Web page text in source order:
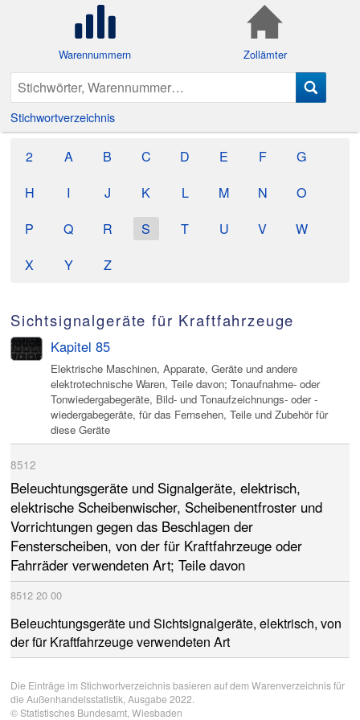
Warennummern Zollämter
Stichwortverzeichnis
2 A B C D E F
G
H
I J K L M N
O
P
Q R S T U V
W
X
Y Z
Sichtsignalgeräte für Kraftfahrzeuge
Elektrische Maschinen, Apparate, Geräte und andere
elektrotechnische Waren, Teile davon; Tonaufnahme- oder
Tonwiedergabegeräte, Bild- und Tonaufzeichnungs- oder -
wiedergabegeräte, für das Fernsehen, Teile und Zubehör für
diese Geräte
Kapitel 85
8512
Beleuchtungsgeräte und Signalgeräte, elektrisch,
elektrische Scheibenwischer, Scheibenentfroster und
Vorrichtungen gegen das Beschlagen der
Fensterscheiben, von der für Kraftfahrzeuge oder
Fahrräder verwendeten Art; Teile davon
8512 20 00
Beleuchtungsgeräte und Sichtsignalgeräte, elektrisch, von
der für Kraftfahrzeuge verwendeten Art
Die Einträge im Stichwortverzeichnis basieren auf dem Warenverzeichnis für
die Außenhandelsstatistik, Ausgabe 2022.
©Statistisches Bundesamt, Wiesbaden